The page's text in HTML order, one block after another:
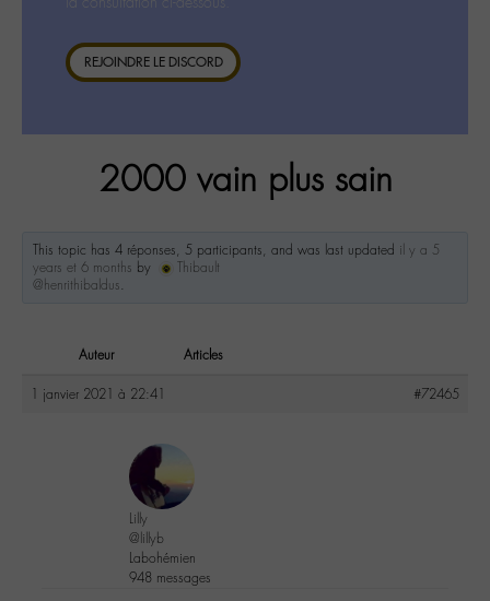
REJOINDRE LE DISCORD
2000 vain plus sain
This topic has 4 réponses, 5 participants, and was last updated il y a 5
years et 6 months by
Thibault
@henrithibaldus.
Auteur Articles
1 janvier 2021 à 22:41 #72465
Lilly
@lillyb
Labohémien
948 messages